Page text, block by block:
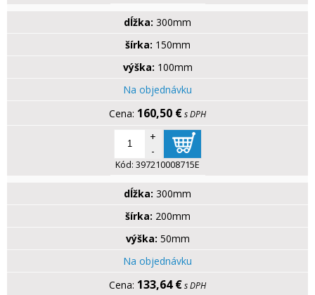
dĺžka: 300mm
šírka: 150mm
výška: 100mm
Na objednávku
160,50 €s DPH
+
-
Kód: 397210008715E
dĺžka: 300mm
šírka: 200mm
výška: 50mm
Na objednávku
133,64 €s DPH